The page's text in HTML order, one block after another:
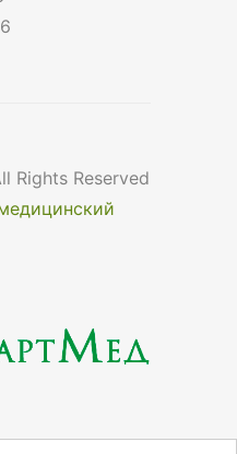
Rights Reserved